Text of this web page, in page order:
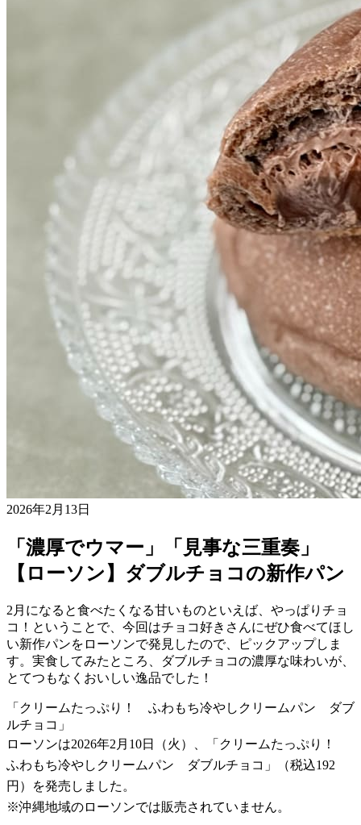
2026年2月13日
「濃厚でウマー」「見事な三重奏」
【ローソン】ダブルチョコの新作パン
2月になると食べたくなる甘いものといえば、やっぱりチョ
コ！ということで、今回はチョコ好きさんにぜひ食べてほし
い新作パンをローソンで発見したので、ピックアップしま
す。実食してみたところ、ダブルチョコの濃厚な味わいが、
とてつもなくおいしい逸品でした！
「クリームたっぷり！ ふわもち冷やしクリームパン ダブ
ルチョコ」
ローソンは2026年2月10日（火）、「クリームたっぷり！
ふわもち冷やしクリームパン ダブルチョコ」（税込192
円）を発売しました。
※沖縄地域のローソンでは販売されていません。